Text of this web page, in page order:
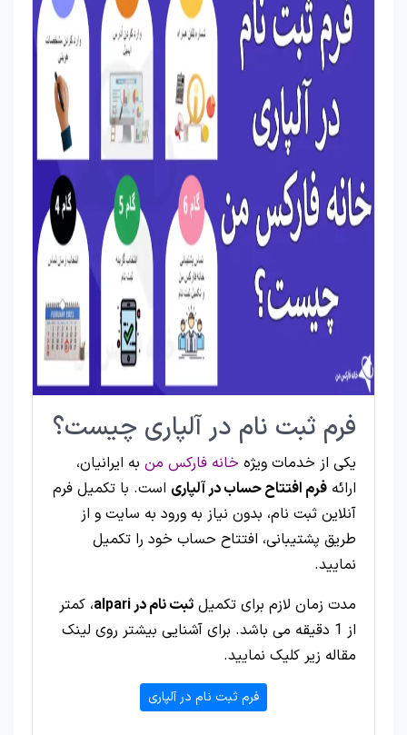
فرم ثبت نام در آلپاری چیست؟
یکی از خدمات ویژه خانه فارکس من به ایرانیان،
ارائه فرم افتتاح حساب در آلپاری است. با تکمیل فرم
آنلاین ثبت نام، بدون نیاز به ورود به سایت و از
طریق پشتیبانی، افتتاح حساب خود را تکمیل
نمایید.
مدت زمان لازم برای تکمیل ثبت نام در alpari
، کمتر
از 1 دقیقه می باشد. برای آشنایی بیشتر روی لینک
مقاله زیر کلیک نمایید.
فرم ثبت نام در آلپاری